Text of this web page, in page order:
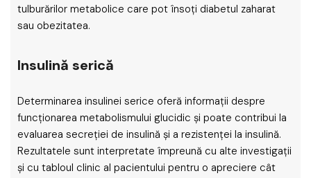
tulburărilor metabolice care pot însoți diabetul zaharat
sau obezitatea.
Insulină serică
Determinarea insulinei serice oferă informații despre
funcționarea metabolismului glucidic și poate contribui la
evaluarea secreției de insulină și a rezistenței la insulină.
Rezultatele sunt interpretate împreună cu alte investigații
și cu tabloul clinic al pacientului pentru o apreciere cât